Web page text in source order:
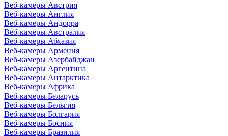
Веб-камеры Австрия
Веб-камеры Англия
Веб-камеры Андорра
Веб-камеры Австралия
Веб-камеры Абхазия
Веб-камеры Армения
Веб-камеры Азербайджан
Веб-камеры Аргентина
Веб-камеры Антарктика
Веб-камеры Африка
Веб-камеры Беларусь
Веб-камеры Бельгия
Веб-камеры Болгария
Веб-камеры Босния
Веб-камеры Бразилия